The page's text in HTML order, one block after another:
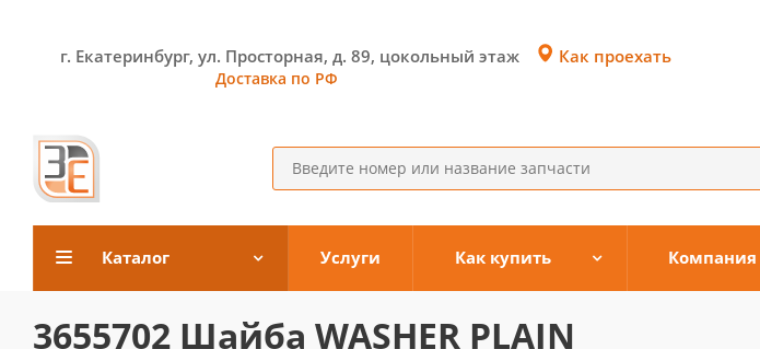
г. Екатеринбург, ул. Просторная, д. 89, цокольный этаж
Доставка по РФ
Как проехать
Каталог Услуги Как купить Компания
3655702 Шайба WASHER PLAIN